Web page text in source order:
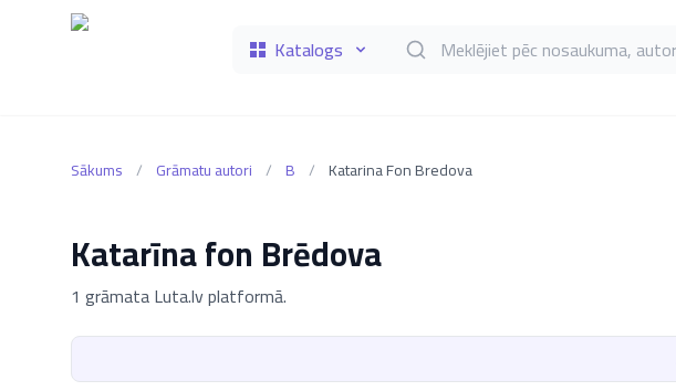
Katalogs Meklēt grāmatas pēc nosaukuma,
Sākums / Grāmatu autori / B / Katarina Fon Bredova
Katarīna fon Brēdova
1 grāmata Luta.lv platformā.